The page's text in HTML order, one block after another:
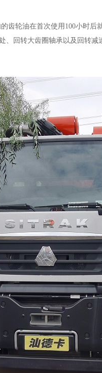
齿轮油在首次使用 100小时后
、回转大齿圈轴承以及回转